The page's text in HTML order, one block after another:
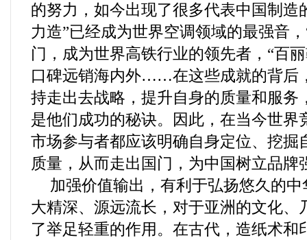
的努力，如今出现了很多代表中国制造
力造”已经成为世界空调领域的最强音
门，成为世界高铁行业的领先者，“百
口碑远销海内外……在这些成就的背后
持走出去战略，提升自身的质量和服务
是他们成功的秘诀。因此，在当今世界
市场参与者都应该明确自身定位、挖掘
质量，从而走出国门，为中国树立品牌
加强价值输出，有利于弘扬悠久的
大精深、源远流长，对于亚洲的文化、
了举足轻重的作用。在古代，造纸术和